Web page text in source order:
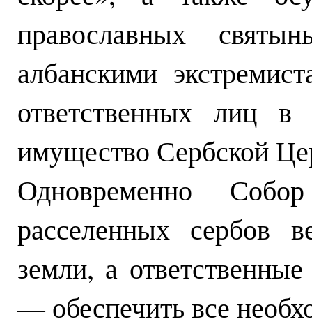
православных
албанскими
ответственных лиц
имущество Сербской
Одновременно
расселенных сербов
земли, а
— обеспечить все